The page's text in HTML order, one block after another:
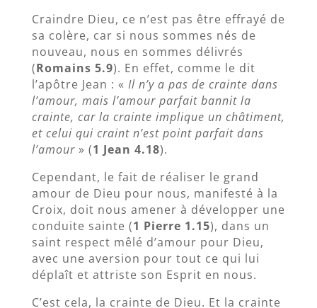
Craindre Dieu, ce n’est pas être effrayé de
sa colère, car si nous sommes nés de
nouveau, nous en sommes délivrés
(Romains 5.9). En effet, comme le dit
l’apôtre Jean : « Il n’y a pas de crainte dans
l’amour, mais l’amour parfait bannit la
crainte, car la crainte implique un châtiment,
et celui qui craint n’est point parfait dans
l’amour» (1 Jean 4.18).
Cependant, le fait de réaliser le grand
amour de Dieu pour nous, manifesté à la
Croix, doit nous amener à développer une
conduite sainte (1 Pierre 1.15), dans un
saint respect mêlé d’amour pour Dieu,
avec une aversion pour tout ce qui lui
déplaît et attriste son Esprit en nous.
C’est cela, la crainte de Dieu. Et la crainte